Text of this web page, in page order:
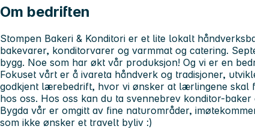
Om bedriften
Stompen Bakeri & Konditori er et lite lokalt
bakevarer, konditorvarer og varmmat og catering.
bygg. Noe som har økt vår produksjon! Og vi er en
Fokuset vårt er å ivareta håndverk og tradisjoner,
godkjent lærebedrift, hvor vi ønsker at lærlingene skal
hos oss. Hos oss kan du ta svennebrev konditor-
Bygda vår er omgitt av fine naturområder,
som ikke ønsker et travelt byliv :)